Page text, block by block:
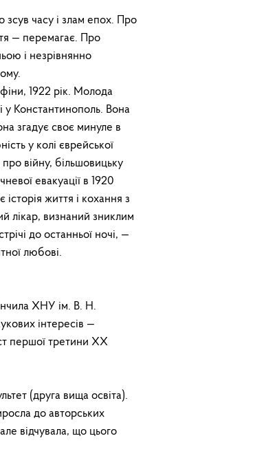
часу і злам епох. Про
— перемагає. Про
і незрівнянно
1922 рік. Молода
у Константинополь. Вона
згадує своє минуле в
у колі єврейської
про війну, більшовицьку
евакуації в 1920
історія життя і кохання з
лікар, визнаний зниклим
до останньої ночі, —
любові.
ХНУ ім. В. Н.
інтересів —
першої третини XX
(друга вища освіта).
до авторських
відчувала, що цього